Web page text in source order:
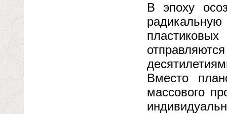
В эпоху
Вместо
массового